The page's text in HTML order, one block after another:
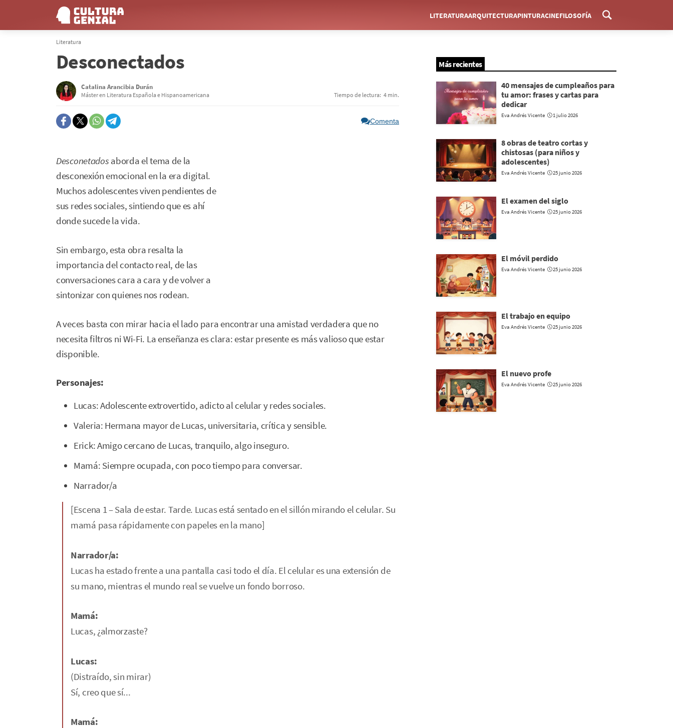
Menú
LITERATURAARQUITECTURAPINTURACINEFILOSOFÍA
Literatura
Desconectados
Catalina Arancibia Durán
Máster en Literatura Española e Hispanoamericana Tiempo de lectura: 4 min.
Comenta
Desconetados aborda el tema de la
desconexión emocional en la era digital.
Muchos adolescentes viven pendientes de
sus redes sociales, sintiendo que es ahí
donde sucede la vida.
Sin embargo, esta obra resalta la
importancia del contacto real, de las
conversaciones cara a cara y de volver a
sintonizar con quienes nos rodean.
A veces basta con mirar hacia el lado para encontrar una amistad verdadera que no
necesita filtros ni Wi-Fi. La enseñanza es clara: estar presente es más valioso que estar
disponible.
Personajes:
Lucas: Adolescente extrovertido, adicto al celular y redes sociales.
Valeria: Hermana mayor de Lucas, universitaria, crítica y sensible.
Erick: Amigo cercano de Lucas, tranquilo, algo inseguro.
Mamá: Siempre ocupada, con poco tiempo para conversar.
Narrador/a
[Escena 1 – Sala de estar. Tarde. Lucas está sentado en el sillón mirando el celular. Su
mamá pasa rápidamente con papeles en la mano]
Narrador/a:
Lucas ha estado frente a una pantalla casi todo el día. El celular es una extensión de
su mano, mientras el mundo real se vuelve un fondo borroso.
Mamá:
Lucas, ¿almorzaste?
Lucas:
(Distraído, sin mirar)
Sí, creo que sí...
Mamá:
Más recientes
40 mensajes de cumpleaños para
tu amor: frases y cartas para
dedicar
Eva Andrés Vicente 1 julio 2026
8 obras de teatro cortas y
chistosas (para niños y
adolescentes)
Eva Andrés Vicente 25 junio 2026
El examen del siglo
Eva Andrés Vicente 25 junio 2026
El móvil perdido
Eva Andrés Vicente 25 junio 2026
El trabajo en equipo
Eva Andrés Vicente 25 junio 2026
El nuevo profe
Eva Andrés Vicente 25 junio 2026